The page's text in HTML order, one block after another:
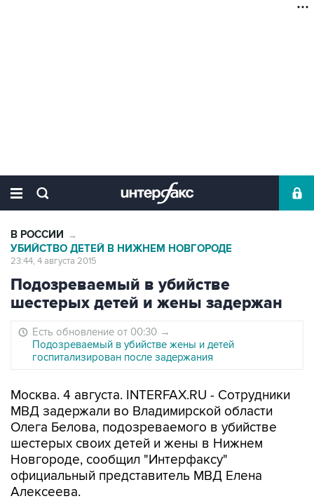
В РОССИИ →
УБИЙСТВО ДЕТЕЙ В НИЖНЕМ НОВГОРОДЕ
23:44, 4 августа 2015
Подозреваемый в убийстве
шестерых детей и жены задержан
Есть обновление от 00:30 →
Подозреваемый в убийстве жены и детей
госпитализирован после задержания
Москва. 4 августа. INTERFAX.RU - Сотрудники
МВД задержали во Владимирской области
Олега Белова, подозреваемого в убийстве
шестерых своих детей и жены в Нижнем
Новгороде, сообщил "Интерфаксу"
официальный представитель МВД Елена
Алексеева.